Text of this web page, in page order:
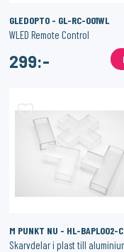
GLEDOPTO - GL-RC-001WL
WLED Remote Control
299:-
M PUNKT NU - HL-BAPL002-